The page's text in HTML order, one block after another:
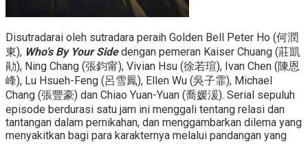
Disutradarai oleh sutradara peraih Golden Bell Peter Ho (何潤
東), Who’s By Your Sidedengan pemeran Kaiser Chuang (莊凱
勛), Ning Chang (張鈞甯), Vivian Hsu (徐若瑄), Ivan Chen (陳恩
峰), Lu Hsueh-Feng (呂雪鳳), Ellen Wu (吳子霏), Michael
Chang (張豐豪) dan Chiao Yuan-Yuan (喬媛湲). Serial sepuluh
episode berdurasi satu jam ini menggali tentang relasi dan
tantangan dalam pernikahan, dan menggambarkan dilema yang
menyakitkan bagi para karakternya melalui pandangan yang